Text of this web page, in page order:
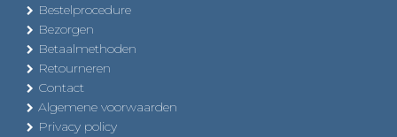
Bestelprocedure
Bezorgen
Betaalmethoden
Retourneren
Contact
Algemene voorwaarden
Privacy policy